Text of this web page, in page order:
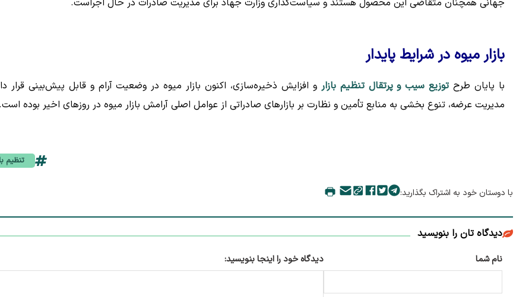
بازار میوه در شرایط پایدار
با پایان طرحتوزیع سیب و پرتقال تنظیم بازار و افزایش ذخیره‌سازی، اکنون بازار میوه در وضعیت آرام و قابل پیش‌بینی قرار
مدیریت عرضه، تنوع‌ بخشی به منابع تأمین و نظارت بر بازارهای صادراتی از عوامل اصلی آرامش بازار میوه در روزهای اخیر بوده است.
تنظیم
با دوستان خود به اشتراک بگذارید:
دیدگاه تان را بنویسید
نام شما دیدگاه خود را اینجا بنویسید: